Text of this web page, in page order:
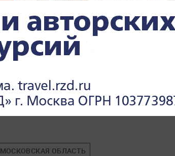
МОСКОВСКАЯ ОБЛАСТЬ